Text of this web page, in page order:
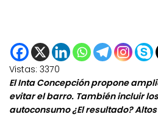
Vistas: 3370
El Inta Concepción propone
evitar el barro. También incluir
autoconsumo ¿El resultado?